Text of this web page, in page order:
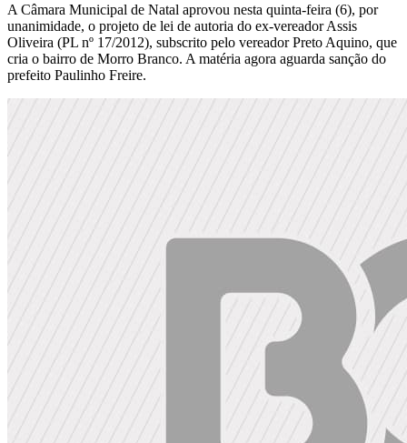
A Câmara Municipal de Natal aprovou nesta quinta-feira (6), por
unanimidade, o projeto de lei de autoria do ex-vereador Assis
Oliveira (PL nº 17/2012), subscrito pelo vereador Preto Aquino, que
cria o bairro de Morro Branco. A matéria agora aguarda sanção do
prefeito Paulinho Freire.